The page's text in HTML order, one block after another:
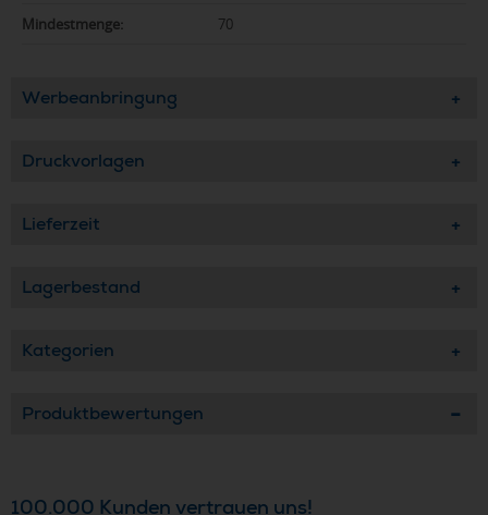
Mindestmenge: 70
Werbeanbringung
Druckvorlagen
Lieferzeit
Lagerbestand
Kategorien
Produktbewertungen
100.000 Kunden vertrauen uns!